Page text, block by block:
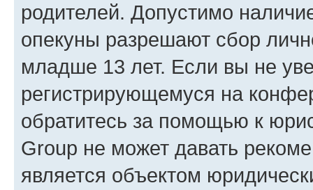
родителей. Допустимо
опекуны разрешают сбор
младше 13 лет. Если вы не
регистрирующемуся на
обратитесь за помощью к
Group не может давать
является объектом